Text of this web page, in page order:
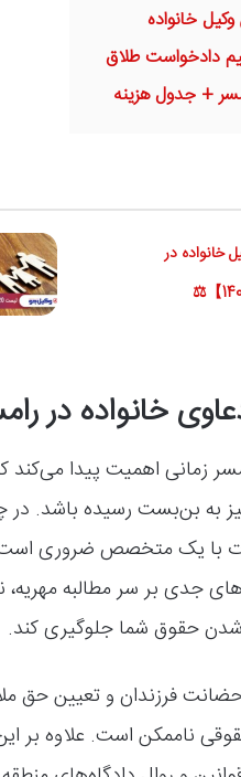
خانواده
دادخواست طلاق
+ جدول هزینه
وکیل خانواده در
خانواده در
زمانی اهمیت پیدا
بن‌بست رسیده باشد. در
با یک متخصص ضروری است.
جدی بر سر مطالبه
حقوق شما جلوگیری کند.
فرزندان و تعیین حق
ناممکن است. علاوه بر